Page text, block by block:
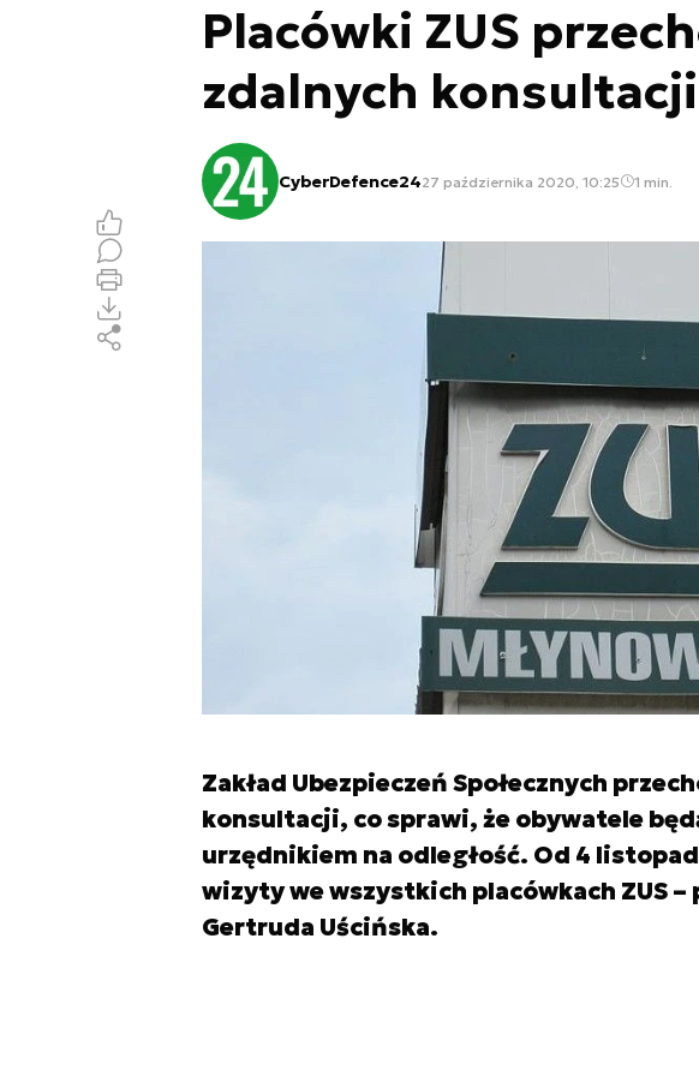
Placówki ZUS
zdalnych konsultacji
CyberDefence2427 października 2020, 10:25 1 min.
Zakład Ubezpieczeń Społecznych
konsultacji, co sprawi, że obywatele
urzędnikiem na odległość. Od 4
wizyty we wszystkich placówkach ZUS –
Gertruda Uścińska.